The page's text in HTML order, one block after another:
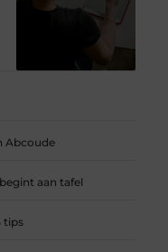
Abcoude
aan tafel
tips